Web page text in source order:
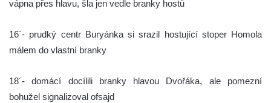
vápna přes hlavu, šla jen vedle branky hostů
16´- prudký centr Buryánka si srazil hostující stoper Homola
málem do vlastní branky
18´- domácí docílili branky hlavou Dvořáka, ale pomezní
bohužel signalizoval ofsajd